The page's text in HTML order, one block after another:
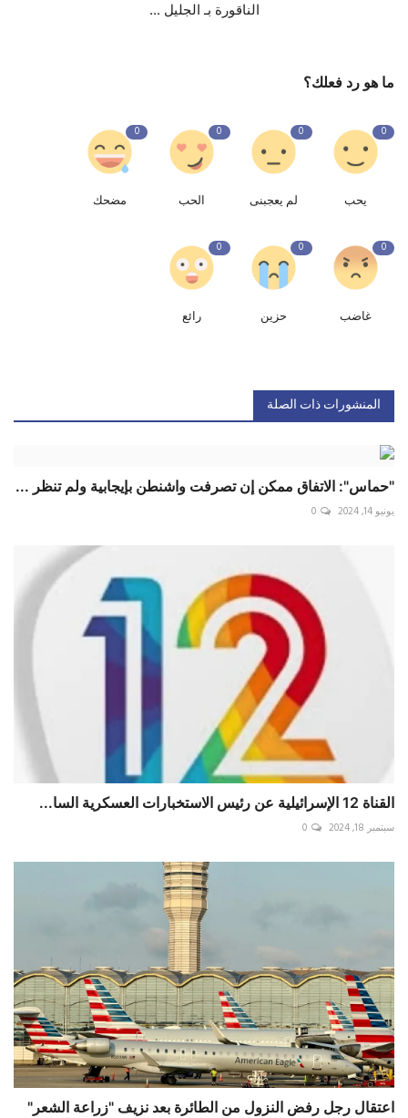
الناقورة بـ ‎الجليل ...
ما هو رد فعلك؟
0
يحب
0
لم يعجبنى
0
الحب
0
مضحك
0
غاضب
0
حزين
0
رائع
المنشورات ذات الصلة
"حماس": الاتفاق ممكن إن تصرفت واشنطن بإيجابية ولم تنظر ...
يونيو 14, 2024 0
القناة 12 الإسرائيلية عن رئيس الاستخبارات العسكرية السا...
سبتمبر 18, 2024 0
اعتقال رجل رفض النزول من الطائرة بعد نزيف "زراعة الشعر"